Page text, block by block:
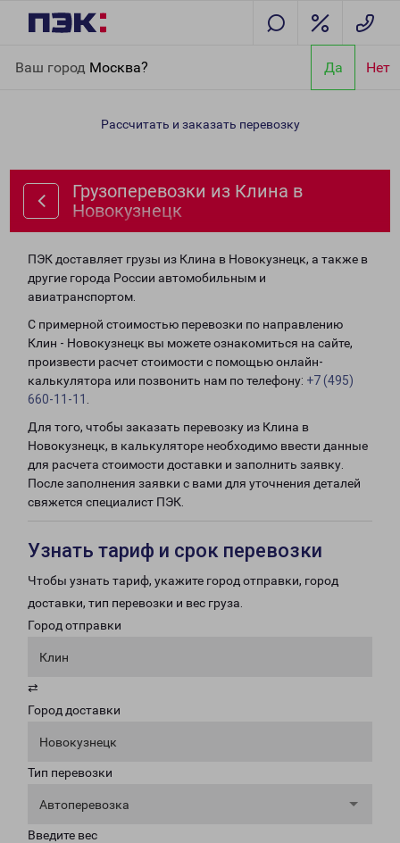
Ваш город Москва? Да Нет
Новокузнецк
Рассчитать и заказать перевозку
Грузоперевозки из Клина в
Новокузнецк
ПЭК доставляет грузы из Клина в Новокузнецк, а также в
другие города России автомобильным и
авиатранспортом.
С примерной стоимостью перевозки по направлению
Клин - Новокузнецк вы можете ознакомиться на сайте,
произвести расчет стоимости с помощью онлайн-
калькулятора или позвонить нам по телефону: +7 (495)
660-11-11
Для того, чтобы заказать перевозку из Клина в
Новокузнецк, в калькуляторе необходимо ввести данные
для расчета стоимости доставки и заполнить заявку.
После заполнения заявки с вами для уточнения деталей
свяжется специалист ПЭК.
Узнать тариф и срок перевозки
Чтобы узнать тариф, укажите город отправки, город
доставки, тип перевозки и вес груза.
Город отправки
Клин
⇄
Город доставки
Новокузнецк
Тип перевозки
Автоперевозка
Введите вес